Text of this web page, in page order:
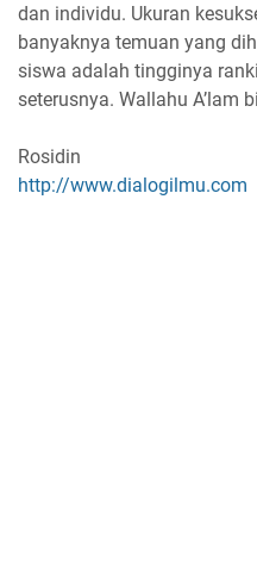
dan individu. Ukuran
banyaknya temuan yang
siswa adalah tingginya
seterusnya. Wallahu A’lam
Rosidin
http://www.dialogilmu.com